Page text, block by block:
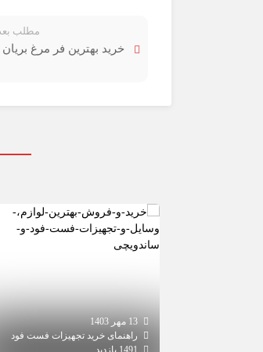
مطلب
خرید بهترین فر مرغ
راهنمای خرید تجهیزات فست فود